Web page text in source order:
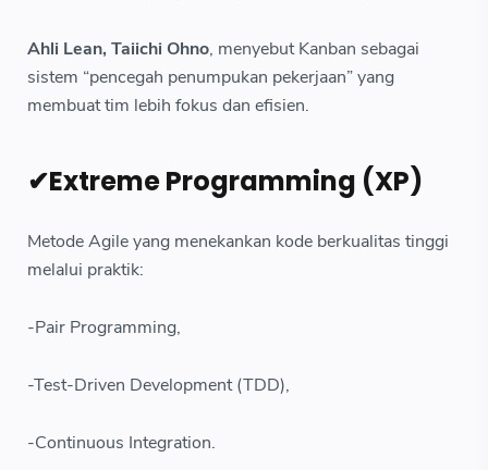
Ahli Lean, Taiichi Ohno, menyebut Kanban sebagai
sistem “pencegah penumpukan pekerjaan” yang
membuat tim lebih fokus dan efisien.
✔Extreme Programming (XP)
Metode Agile yang menekankan kode berkualitas tinggi
melalui praktik:
-Pair Programming,
-Test-Driven Development (TDD),
-Continuous Integration.